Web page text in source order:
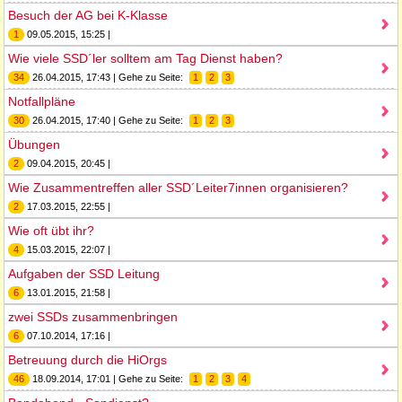
Besuch der AG bei K-Klasse
1 09.05.2015, 15:25 |
Wie viele SSD´ler solltem am Tag Dienst haben?
34 26.04.2015, 17:43 | Gehe zu Seite: 1 2 3
Notfallpläne
30 26.04.2015, 17:40 | Gehe zu Seite: 1 2 3
Übungen
2 09.04.2015, 20:45 |
Wie Zusammentreffen aller SSD´Leiter7innen organisieren?
2 17.03.2015, 22:55 |
Wie oft übt ihr?
4 15.03.2015, 22:07 |
Aufgaben der SSD Leitung
6 13.01.2015, 21:58 |
zwei SSDs zusammenbringen
6 07.10.2014, 17:16 |
Betreuung durch die HiOrgs
46 18.09.2014, 17:01 | Gehe zu Seite: 1 2 3 4